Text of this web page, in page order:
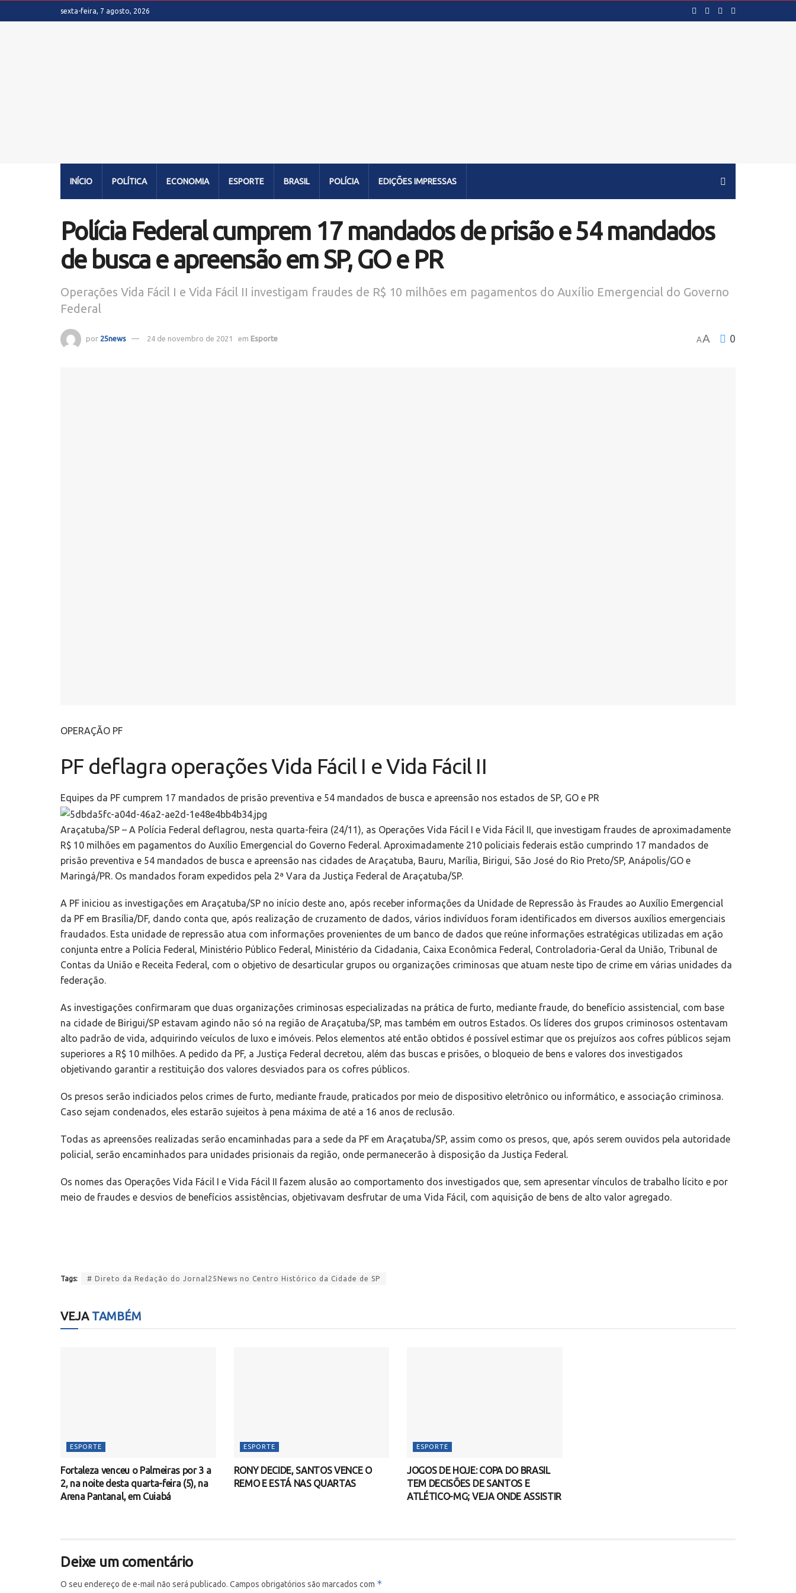
sexta-feira, 7 agosto, 2026
INÍCIO POLÍTICA ECONOMIA ESPORTE BRASIL POLÍCIA EDIÇÕES IMPRESSAS
Polícia Federal cumprem 17 mandados de prisão e 54 mandados
de busca e apreensão em SP, GO e PR
Operações Vida Fácil I e Vida Fácil II investigam fraudes de R$ 10 milhões em pagamentos do Auxílio Emergencial do Governo
Federal
por 25news 24 de novembro de 2021 em Esporte AA 0
OPERAÇÃO PF
PF deflagra operações Vida Fácil I e Vida Fácil II
Equipes da PF cumprem 17 mandados de prisão preventiva e 54 mandados de busca e apreensão nos estados de SP, GO e PR
Araçatuba/SP – A Polícia Federal deflagrou, nesta quarta-feira (24/11), as Operações Vida Fácil I e Vida Fácil II, que investigam fraudes de aproximadamente
R$ 10 milhões em pagamentos do Auxílio Emergencial do Governo Federal. Aproximadamente 210 policiais federais estão cumprindo 17 mandados de
prisão preventiva e 54 mandados de busca e apreensão nas cidades de Araçatuba, Bauru, Marília, Birigui, São José do Rio Preto/SP, Anápolis/GO e
Maringá/PR. Os mandados foram expedidos pela 2ª Vara da Justiça Federal de Araçatuba/SP.
A PF iniciou as investigações em Araçatuba/SP no início deste ano, após receber informações da Unidade de Repressão às Fraudes ao Auxílio Emergencial
da PF em Brasília/DF, dando conta que, após realização de cruzamento de dados, vários indivíduos foram identificados em diversos auxílios emergenciais
fraudados. Esta unidade de repressão atua com informações provenientes de um banco de dados que reúne informações estratégicas utilizadas em ação
conjunta entre a Polícia Federal, Ministério Público Federal, Ministério da Cidadania, Caixa Econômica Federal, Controladoria-Geral da União, Tribunal de
Contas da União e Receita Federal, com o objetivo de desarticular grupos ou organizações criminosas que atuam neste tipo de crime em várias unidades da
federação.
As investigações confirmaram que duas organizações criminosas especializadas na prática de furto, mediante fraude, do benefício assistencial, com base
na cidade de Birigui/SP estavam agindo não só na região de Araçatuba/SP, mas também em outros Estados. Os líderes dos grupos criminosos ostentavam
alto padrão de vida, adquirindo veículos de luxo e imóveis. Pelos elementos até então obtidos é possível estimar que os prejuízos aos cofres públicos sejam
superiores a R$ 10 milhões. A pedido da PF, a Justiça Federal decretou, além das buscas e prisões, o bloqueio de bens e valores dos investigados
objetivando garantir a restituição dos valores desviados para os cofres públicos.
Os presos serão indiciados pelos crimes de furto, mediante fraude, praticados por meio de dispositivo eletrônico ou informático, e associação criminosa.
Caso sejam condenados, eles estarão sujeitos à pena máxima de até a 16 anos de reclusão.
Todas as apreensões realizadas serão encaminhadas para a sede da PF em Araçatuba/SP, assim como os presos, que, após serem ouvidos pela autoridade
policial, serão encaminhados para unidades prisionais da região, onde permanecerão à disposição da Justiça Federal.
Os nomes das Operações Vida Fácil I e Vida Fácil II fazem alusão ao comportamento dos investigados que, sem apresentar vínculos de trabalho lícito e por
meio de fraudes e desvios de benefícios assistências, objetivavam desfrutar de uma Vida Fácil, com aquisição de bens de alto valor agregado.
Tags: # Direto da Redação do Jornal25News no Centro Histórico da Cidade de SP
VEJATAMBÉM
ESPORTE
Fortaleza venceu o Palmeiras por 3 a
2, na noite desta quarta-feira (5), na
Arena Pantanal, em Cuiabá
ESPORTE
RONY DECIDE, SANTOS VENCE O
REMO E ESTÁ NAS QUARTAS
ESPORTE
JOGOS DE HOJE: COPA DO BRASIL
TEM DECISÕES DE SANTOS E
ATLÉTICO-MG; VEJA ONDE ASSISTIR
Deixe um comentário
O seu endereço de e-mail não será publicado. Campos obrigatórios são marcados com *